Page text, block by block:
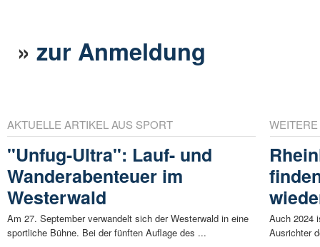
»zur Anmeldung
AKTUELLE ARTIKEL AUS SPORT
"Unfug-Ultra": Lauf- und
Wanderabenteuer im
Westerwald
Am 27. September verwandelt sich der Westerwald in eine
sportliche Bühne. Bei der fünften Auflage des ...
Auch 2024
Ausrichter